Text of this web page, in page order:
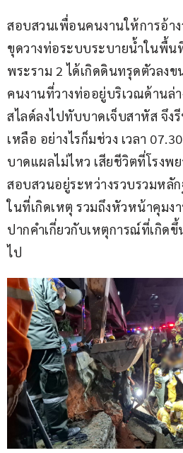
สอบสวนเพื่อนคนงานให้การอ้าง
ขุดวางท่อระบบระบายน้ำในพื้น
พระราม 2 ได้เกิดดินทรุดตัวลง
คนงานที่วางท่ออยู่บริเวณด้านล่
สไลด์ลงไปทับบาดเจ็บสาหัส จึง
เหลือ อย่างไรก็มช่วง เวลา
บาดแผลไม่ไหว เสียชีวิตที่โรงพ
สอบสวนอยู่ระหว่างรวบรวมหลั
ในที่เกิดเหตุ รวมถึงหัวหน้าคุมง
ปากคำเกี่ยวกับเหตุการณ์ที่เกิด
ไป